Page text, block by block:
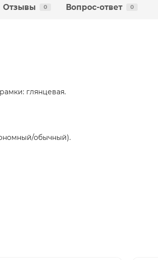
Отзывы 0 Вопрос-ответ 0
глянцевая.
обычный).